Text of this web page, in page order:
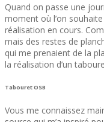
Quand on passe une
moment où l’on
réalisation en cours.
mais des restes de
qui me prenaient de la
la réalisation d’un
Tabouret OSB
Vous me connaissez